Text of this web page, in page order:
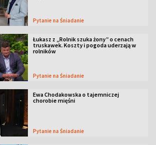
Pytanie na Śniadanie
Łukasz z „Rolnik szuka żony” o cenach
truskawek. Koszty i pogoda uderzają w
rolników
Pytanie na Śniadanie
Ewa Chodakowska o tajemniczej
chorobie mięśni
Pytanie na Śniadanie